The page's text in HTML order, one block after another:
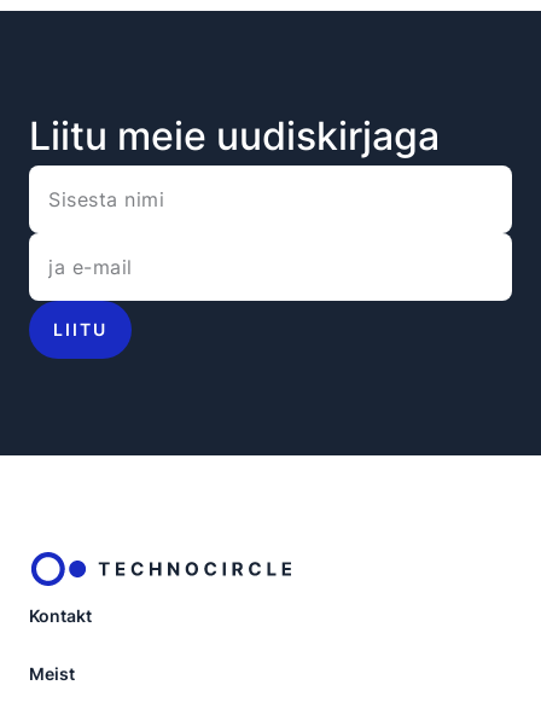
Liitu meie uudiskirjaga
LIITU
Kontakt
Meist